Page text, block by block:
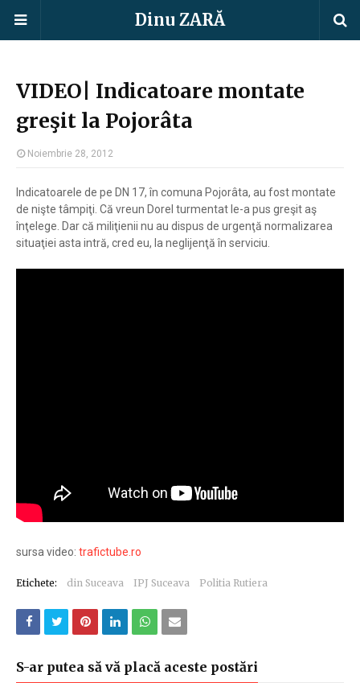
Dinu ZARĂ
VIDEO| Indicatoare montate
greşit la Pojorâta
Noiembrie 28, 2012
Indicatoarele de pe DN 17, în comuna Pojorâta, au fost montate
de nişte tâmpiţi. Că vreun Dorel turmentat le-a pus greşit aş
înţelege. Dar că miliţienii nu au dispus de urgenţă normalizarea
situaţiei asta intră, cred eu, la neglijenţă în serviciu.
sursa video: trafictube.ro
Etichete: din Suceava IPJ Suceava Politia Rutiera
S-ar putea să vă placă aceste postări